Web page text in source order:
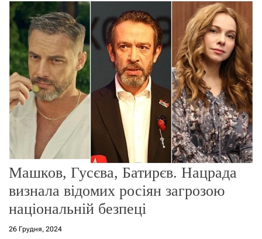
р
о
в
о
г
о
р
е
ж
и
м
у
Машков, Гусєва, Батирєв. Нацрада
визнала відомих росіян загрозою
національній безпеці
26 Грудня, 2024